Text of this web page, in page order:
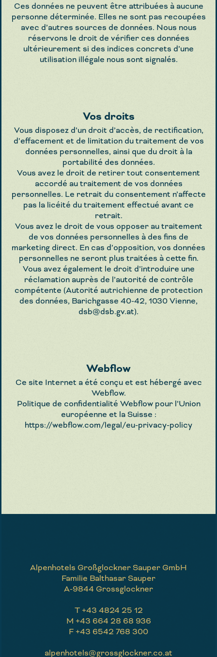
Ces données ne peuvent être attribuées à aucune
personne déterminée. Elles ne sont pas recoupées
avec d’autres sources de données. Nous nous
réservons le droit de vérifier ces données
ultérieurement si des indices concrets d’une
utilisation illégale nous sont signalés.
Vos droits
Vous disposez d’un droit d’accès, de rectification,
d’effacement et de limitation du traitement de vos
données personnelles, ainsi que du droit à la
portabilité des données.
Vous avez le droit de retirer tout consentement
accordé au traitement de vos données
personnelles. Le retrait du consentement n’affecte
pas la licéité du traitement effectué avant ce
retrait.
Vous avez le droit de vous opposer au traitement
de vos données personnelles à des fins de
marketing direct. En cas d’opposition, vos données
personnelles ne seront plus traitées à cette fin.
Vous avez également le droit d’introduire une
réclamation auprès de l’autorité de contrôle
compétente (Autorité autrichienne de protection
des données, Barichgasse 40-42, 1030 Vienne,
dsb@dsb.gv.at).
Webflow
Ce site Internet a été conçu et est hébergé avec
Webflow.
Politique de confidentialité Webflow pour l’Union
européenne et la Suisse :
https://webflow.com/legal/eu-privacy-policy
Alpenhotels Großglockner Sauper GmbH
Familie Balthasar Sauper
A-9844 Grossglockner
T +43 4824 25 12
M +43 664 28 68 936
F +43 6542 768 300
alpenhotels@grossglockner.co.at